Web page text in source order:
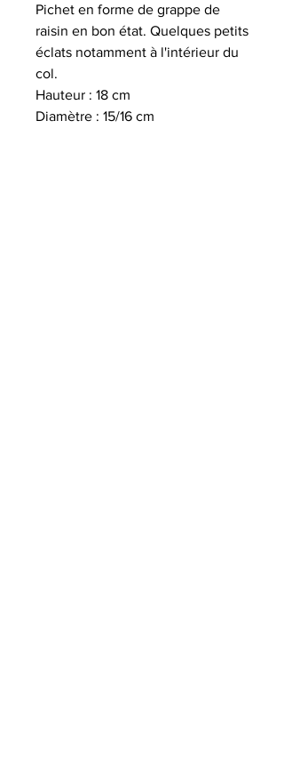
Pichet en forme de grappe de
raisin en bon état. Quelques petits
éclats notamment à l'intérieur du
col.
Hauteur : 18 cm
Diamètre : 15/16 cm